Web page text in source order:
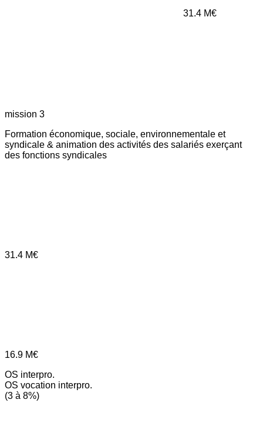
31.4 M€
mission 3
Formation économique, sociale, environnementale et
syndicale & animation des activités des salariés exerçant
des fonctions syndicales
31.4 M€
16.9 M€
OS interpro.
OS vocation interpro.
(3 à 8%)